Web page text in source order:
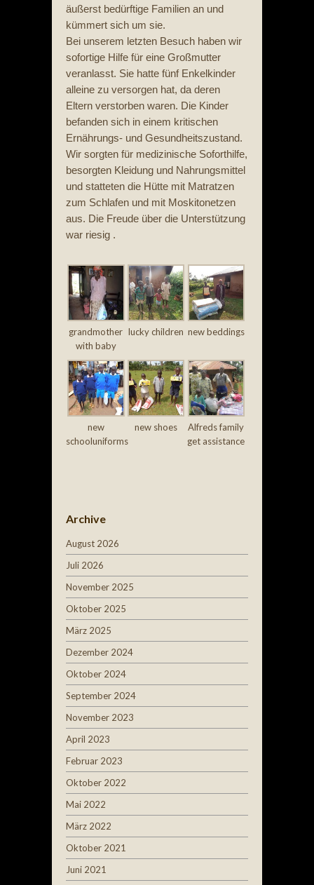
äußerst bedürftige Familien an und
kümmert sich um sie.
Bei unserem letzten Besuch haben wir
sofortige Hilfe für eine Großmutter
veranlasst. Sie hatte fünf Enkelkinder
alleine zu versorgen hat, da deren
Eltern verstorben waren. Die Kinder
befanden sich in einem kritischen
Ernährungs- und Gesundheitszustand.
Wir sorgten für medizinische Soforthilfe,
besorgten Kleidung und Nahrungsmittel
und statteten die Hütte mit Matratzen
zum Schlafen und mit Moskitonetzen
aus. Die Freude über die Unterstützung
war riesig .
grandmother
with baby
lucky children new beddings
new
schooluniforms
new shoes
Alfreds family
get assistance
Archive
August 2026
Juli 2026
November 2025
Oktober 2025
März 2025
Dezember 2024
Oktober 2024
September 2024
November 2023
April 2023
Februar 2023
Oktober 2022
Mai 2022
März 2022
Oktober 2021
Juni 2021